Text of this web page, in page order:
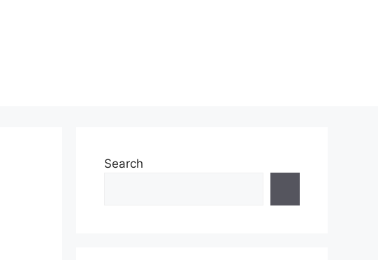
Search